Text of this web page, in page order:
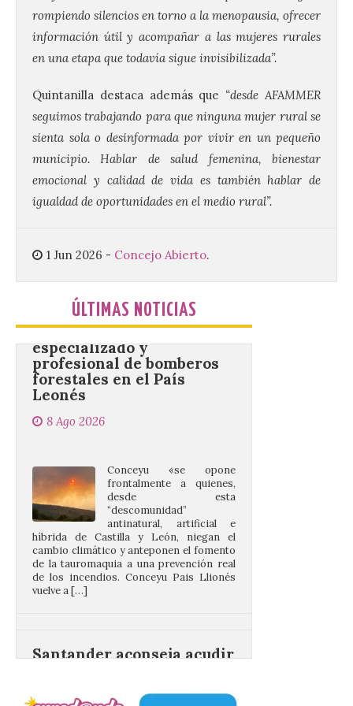
rompiendo silencios en torno a la menopausia, ofrecer
información útil y acompañar a las mujeres rurales
en una etapa que todavía sigue invisibilizada”.
Quintanilla destaca además que “desde AFAMMER
seguimos trabajando para que ninguna mujer rural se
sienta sola o desinformada por vivir en un pequeño
municipio. Hablar de salud femenina, bienestar
emocional y calidad de vida es también hablar de
igualdad de oportunidades en el medio rural”.
1 Jun 2026 - Concejo Abierto.
ÚLTIMAS NOTICIAS
Concurso Internacional de
Composición Coral Sacra
Este certamen,
promovido por el Instituto
Universitario de Música
Sacra de la Universidad
(UPSA), premiará composiciones
inéditas, destinadas a coro, con un
premio de 3.000 euros. Las candidaturas
podrán presentarse hasta el 30 de
Conceyu vuelve a exigir
un contingente
especializado y
profesional de bomberos
forestales en el País
Leonés
8 Ago 2026
“descomunidad”
antinatural, artificial e
híbrida de Castilla y León, niegan el
cambio climático y anteponen el fomento
de la tauromaquia a una prevención real
de los incendios. Conceyu Pais Llionés
vuelve a […]
público y evitar el